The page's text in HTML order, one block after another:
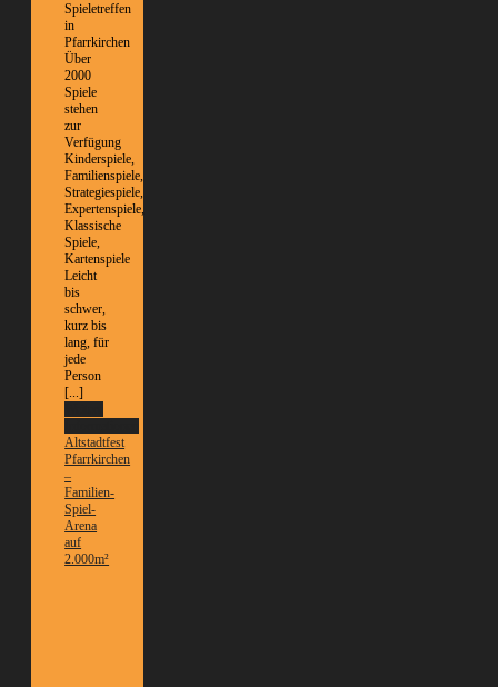
Spieletreffen
in
Pfarrkirchen
Über
2000
Spiele
stehen
zur
Verfügung
Kinderspiele,
Familienspiele,
Strategiespiele,
Expertenspiele,
Klassische
Spiele,
Kartenspiele
Leicht
bis
schwer,
kurz bis
lang, für
jede
Person
[...]
Altstadtfest
Pfarrkirchen
–
Familien-
Spiel-
Arena
auf
2.000m²